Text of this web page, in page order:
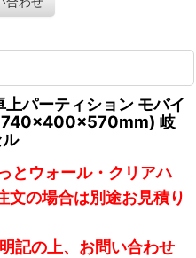
パーティション モバイ
(740×400×570mm) 岐
とウォール・クリアハ
文の場合は別途お見積り
記の上、お問い合わせ